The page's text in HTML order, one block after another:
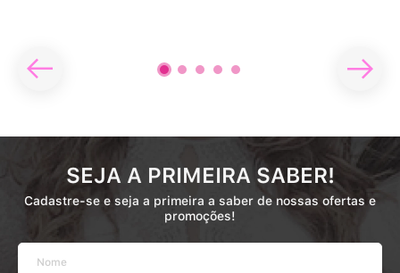
SEJA A PRIMEIRA SABER!
Cadastre-se e seja a primeira a saber de nossas ofertas e
promoções!